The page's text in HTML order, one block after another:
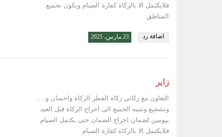
فلايكتمل الا بالزكاة كفارة الصيام ويكون بجميع
المناطق
اضافة رد 23 مارس، 2025
زاير
التعاون مع زكاتي زكاة الفطر الزكاة واحسان و….
وتشجيع وتنبيه الجميع الى اخراج الزكاة قبل العيد
بيومين لضمان اخراج الضمان حتى يكتمل الصيام
فلايكتمل الا بالزكاة كفارة الصيام